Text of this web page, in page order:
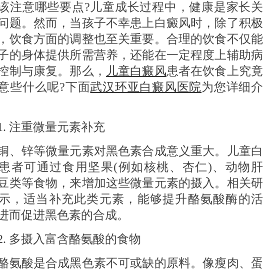
注意哪些要点?儿童成长过程中，健康是家长关
题。然而，当孩子不幸患上白癜风时，除了积极
饮食方面的调整也至关重要。合理的饮食不仅能
的身体提供所需营养，还能在一定程度上辅助病
制与康复。那么， 儿童白癜风患者在饮食上究竟
些什么呢?下面武汉环亚白癜风医院为您详细介
重微量元素补充
锌等微量元素对黑色素合成意义重大。儿童白
者可通过食用坚果(例如核桃、杏仁)、动物肝
类等食物，来增加这些微量元素的摄入。相关研
，适当补充此类元素，能够提升酪氨酸酶的活
而促进黑色素的合成。
摄入富含酪氨酸的食物
酸是合成黑色素不可或缺的原料。像瘦肉、蛋